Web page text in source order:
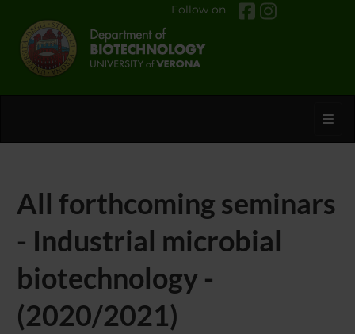
Follow on
All forthcoming seminars
- Industrial microbial
biotechnology -
(2020/2021)